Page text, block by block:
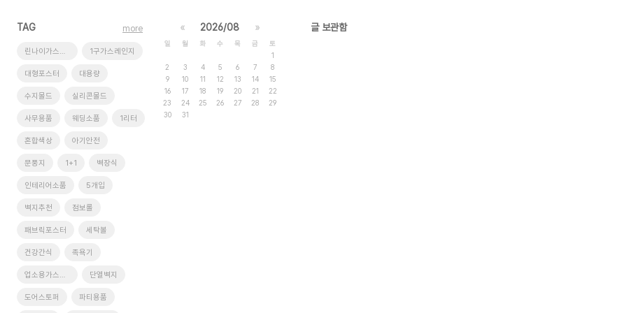
TAG
린나이가스레인지 1구가스레인지
대형포스터 대용량
수지몰드 실리콘몰드
사무용품 웨딩소품 1리터
혼합색상 아기안전
문풍지 1+1 벽장식
인테리어소품 5개입
벽지추천 점보롤
패브릭포스터 세탁볼
건강간식 족욕기
업소용가스레인지 단열벽지
도어스토퍼 파티용품
more « 2026/08 »
일 월 화 수 목 금
토
1
2
3 4 5 6 7
8
9
10 11 12 13 14
15
16
17 18 19 20 21
22
23
24 25 26 27 28
29
30
31
글 보관함